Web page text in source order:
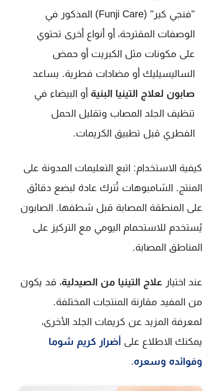
"فنجي كير" (Funji Care) المذكور في
الوصفات المقترحة، أو أنواع أخرى تحتوي
على مكونات مثل الكبريت أو حمض
الساليسيليك أو مضادات فطرية. يساعد
صابون لعلاج التينيا البنية أو البيضاء في
تنظيف الجلد المصاب وتقليل الحمل
الفطري قبل تطبيق الكريمات.
كيفية الاستخدام: اتبع التعليمات المدونة على
المنتج. الشامبوهات تُترك عادة لبضع دقائق
على المنطقة المصابة قبل شطفها. الصابون
يُستخدم للاستحمام اليومي مع التركيز على
المناطق المصابة.
عند اختيار علاج التينيا من الصيدلية، قد يكون
من المفيد مقارنة المنتجات المختلفة.
لمعرفة المزيد عن كريمات الجلد الأخرى،
يمكنك الاطلاع على أضرار كريم شوما
وفوائده وسعره.